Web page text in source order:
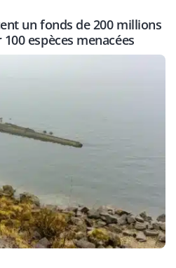
un fonds de 200 millions
espèces menacées